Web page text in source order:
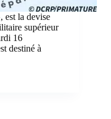
est la devise
supérieur
16
destiné à